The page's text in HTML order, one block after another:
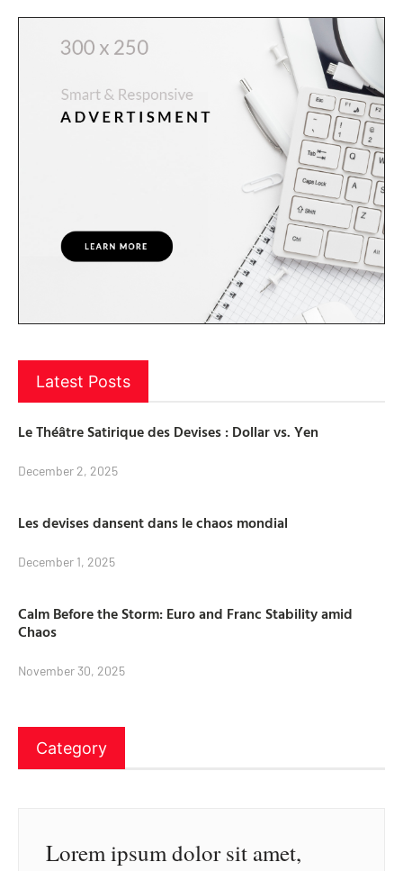
Latest Posts
Le Théâtre Satirique des Devises : Dollar vs. Yen
December 2, 2025
Les devises dansent dans le chaos mondial
December 1, 2025
Calm Before the Storm: Euro and Franc Stability amid
Chaos
November 30, 2025
Category
Lorem ipsum dolor sit amet,